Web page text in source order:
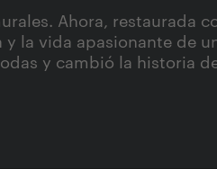
Ahora, restaurada
la vida apasionante de
y cambió la historia